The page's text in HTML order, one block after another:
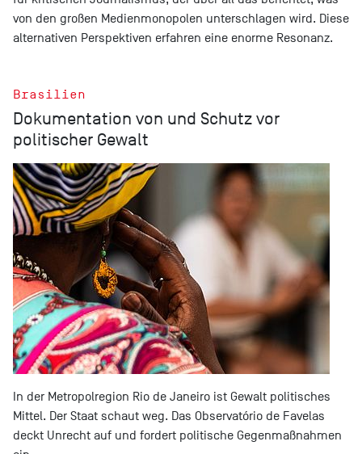
von den großen Medienmonopolen unterschlagen wird. Diese
alternativen Perspektiven erfahren eine enorme Resonanz.
Brasilien
Dokumentation von und Schutz vor
politischer Gewalt
In der Metropolregion Rio de Janeiro ist Gewalt politisches
Mittel. Der Staat schaut weg. Das Observatório de Favelas
deckt Unrecht auf und fordert politische Gegenmaßnahmen